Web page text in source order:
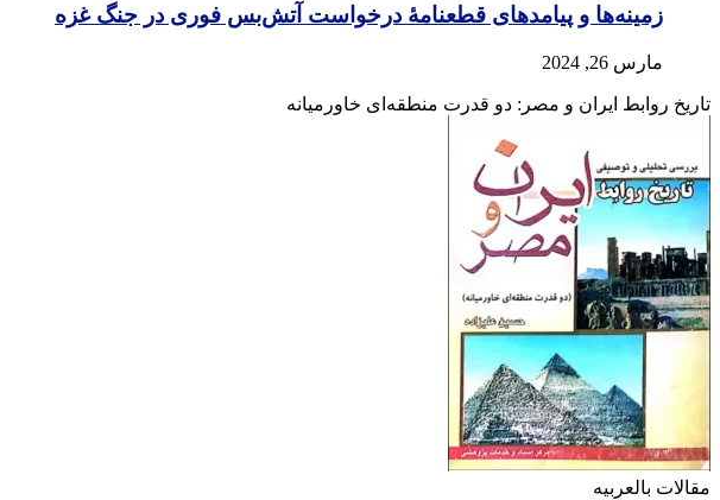
زمینه‌ها و پیامدهای قطعنامهٔ درخواست آتش‌بس فوری در جنگ غزه
مارس 26, 2024
تاریخ روابط ایران و مصر: دو قدرت منطقه‌ای خاورمیانه
مقالات بالعربیه